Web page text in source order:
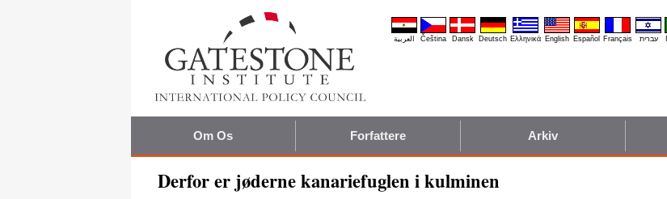
العربية Čeština Dansk Deutsch Ελληνικά English Español Français עברית
Om Os Forfattere Arkiv
Derfor er jøderne kanariefuglen i kulminen